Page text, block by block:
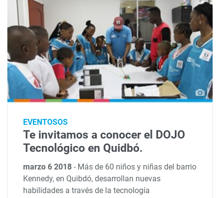
EVENTOSOS
Te invitamos a conocer el DOJO
Tecnológico en Quidbó.
marzo 6 2018- Más de 60 niños y niñas del barrio
Kennedy, en Quibdó, desarrollan nuevas
habilidades a través de la tecnología